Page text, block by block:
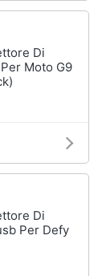
Di
Moto G9
Di
Per Defy